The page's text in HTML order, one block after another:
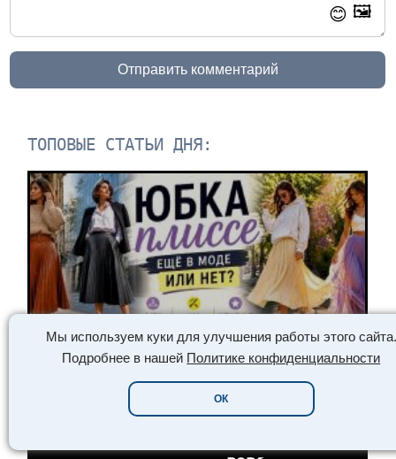
Мы используем куки для улучшения работы этого сайта.
Подробнее в нашей Политике конфиденциальности
ОК
😊 🖼️
Отправить комментарий
ТОПОВЫЕ СТАТЬИ ДНЯ:
WORLD GIRLS /// WORLD GIRLS ///